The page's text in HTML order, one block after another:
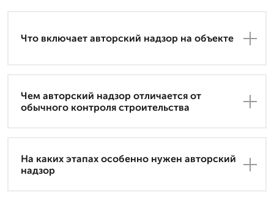
Что включает авторский надзор на объекте
Чем авторский надзор отличается от
обычного контроля строительства
На каких этапах особенно нужен авторский
надзор